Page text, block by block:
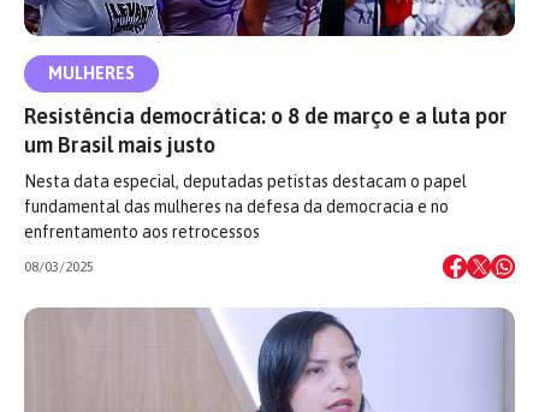
MULHERES
Resistência democrática: o 8 de março e a luta por
um Brasil mais justo
Nesta data especial, deputadas petistas destacam o papel
fundamental das mulheres na defesa da democracia e no
enfrentamento aos retrocessos
08/03/2025